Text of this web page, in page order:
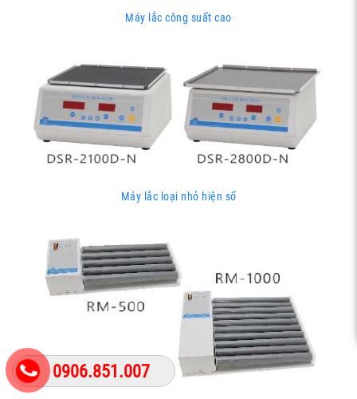
Máy lắc công suất cao
Máy lắc loại nhỏ hiện số
0906.851.007